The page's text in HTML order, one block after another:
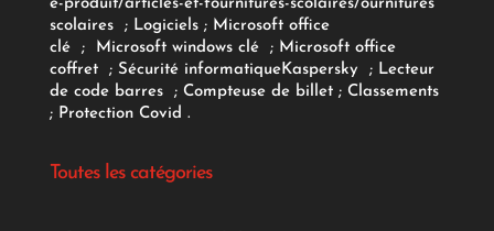
e-produit/articles-et-fournitures-scolaires/ournitures
scolaires; Logiciels ; Microsoft office
clé
; Microsoft windows clé; Microsoft office
coffret ; Sécurité informatiqueKaspersky ; Lecteur
de code barres
; Compteuse de billet; Classements
; Protection Covid .
Toutes les catégories